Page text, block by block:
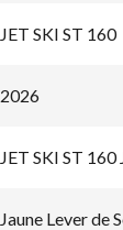
JET SKI ST 160
2026
JET SKI ST
Jaune Lever de